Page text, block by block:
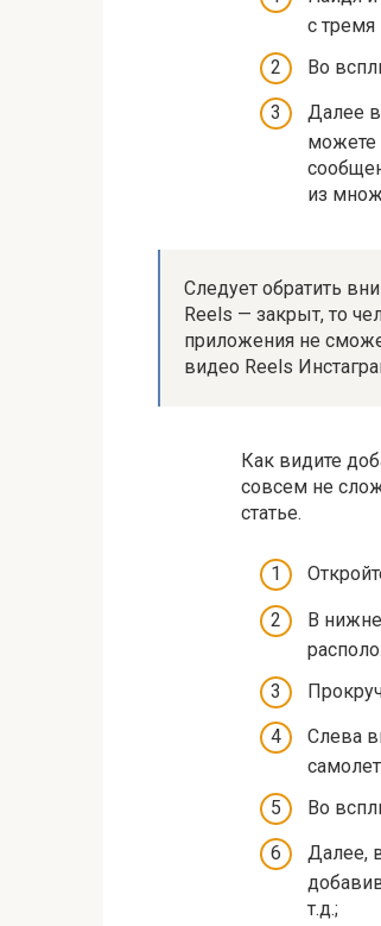
с тремя
Во
Далее
можете
из
Следует обратить
Reels — закрыт, то
приложения не
видео Reels
Как видите
совсем не
статье.
В
Слева
Во
Далее,
т.д.;